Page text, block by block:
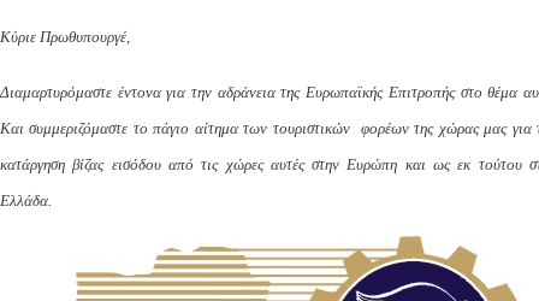
Κύριε Πρωθυπουργέ,
Διαμαρτυρόμαστε έντονα για την αδράνεια της Ευρωπαϊκής Επιτροπής στο θέμα
Και συμμεριζόμαστε το πάγιο αίτημα των τουριστικών φορέων της χώρας μας για
κατάργηση βίζας εισόδου από τις χώρες αυτές στην Ευρώπη και ως εκ τούτου
Ελλάδα.